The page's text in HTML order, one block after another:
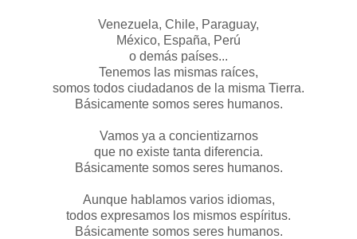
Venezuela, Chile, Paraguay,
México, España, Perú
o demás países...
Tenemos las mismas raíces,
somos todos ciudadanos de la misma Tierra.
Básicamente somos seres humanos.
Vamos ya a concientizarnos
que no existe tanta diferencia.
Básicamente somos seres humanos.
Aunque hablamos varios idiomas,
todos expresamos los mismos espíritus.
Básicamente somos seres humanos.